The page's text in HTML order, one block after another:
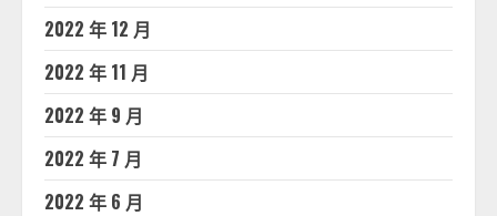
2022 年 12 月
2022 年 11 月
2022 年 9 月
2022 年 7 月
2022 年 6 月